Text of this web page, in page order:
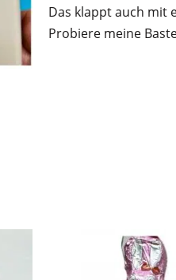
Das klappt auch mit
Probiere meine